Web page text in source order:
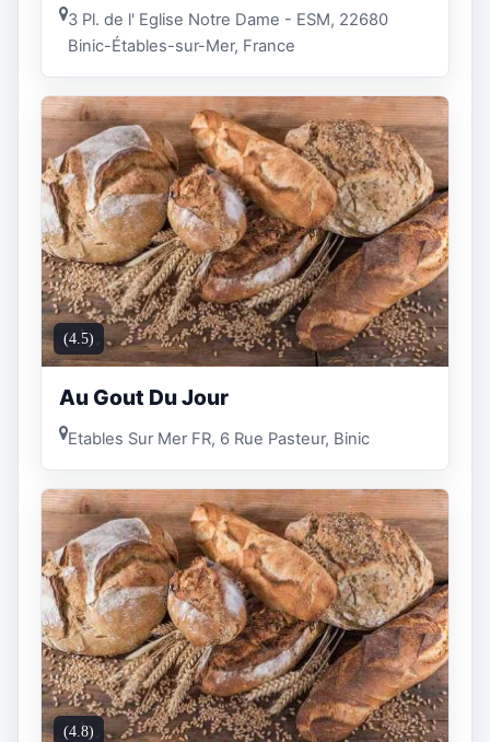
3 Pl. de l' Eglise Notre Dame - ESM, 22680
Binic-Étables-sur-Mer, France
(4.5)
Au Gout Du Jour
Etables Sur Mer FR, 6 Rue Pasteur, Binic
(4.8)